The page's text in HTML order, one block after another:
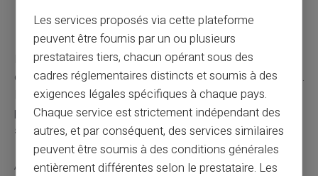
Rupture de contrat d'apprentissage
La rupture d'un contrat d'apprentissage peut avoir des
conséquences sur le maintien des allocations familiales.
En effet, si l'enfant n'est plus en formation il risque de ne
plus être reconnu comme tel — ce qui peutentraîner la
suspension du versementdes allocations.
Après la rupture d'un contrat d'apprentissage, il existe un
Les services proposés via cette plateforme
peuvent être fournis par un ou plusieurs
prestataires tiers, chacun opérant sous des
cadres réglementaires distincts et soumis à des
exigences légales spécifiques à chaque pays.
Chaque service est strictement indépendant des
autres, et par conséquent, des services similaires
peuvent être soumis à des conditions générales
entièrement différentes selon le prestataire. Les